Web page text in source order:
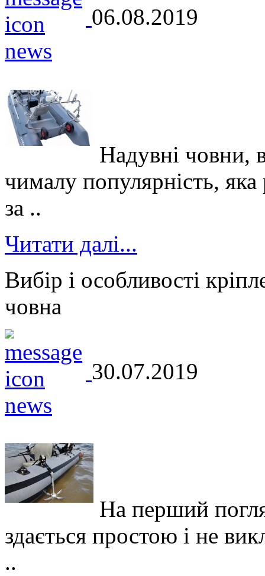
06.08.2019
Надувні човни,
чималу популярність, яка
за ..
Читати далі...
Вибір і особливості
човна
30.07.2019
На перший
здається простою і не
..